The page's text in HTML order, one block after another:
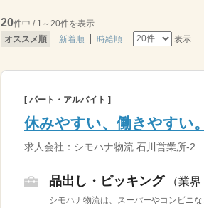
20件中 / 1～20件を表示
オススメ順
新着順 時給順 表示
[ パート・アルバイト ]
休みやすい、働きやすい
求人会社：シモハナ物流 石川営業所-2
品出し・ピッキング （業
シモハナ物流は、スーパーやコンビニ